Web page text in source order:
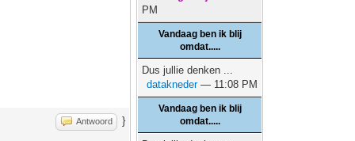
Antwoord }
PM
Vandaag ben ik blij
omdat.....
Dus jullie denken ...
datakneder— 11:08 PM
Vandaag ben ik blij
omdat.....